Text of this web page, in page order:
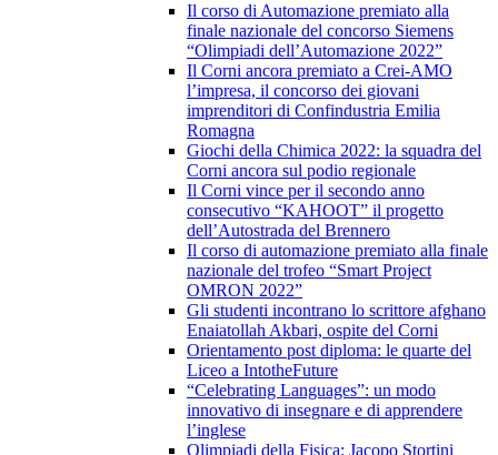
Il corso di Automazione premiato alla
finale nazionale del concorso Siemens
“Olimpiadi dell’Automazione 2022”
Il Corni ancora premiato a Crei-AMO
l’impresa, il concorso dei giovani
imprenditori di Confindustria Emilia
Romagna
Giochi della Chimica 2022: la squadra del
Corni ancora sul podio regionale
Il Corni vince per il secondo anno
consecutivo “KAHOOT” il progetto
dell’Autostrada del Brennero
Il corso di automazione premiato alla finale
nazionale del trofeo “Smart Project
OMRON 2022”
Gli studenti incontrano lo scrittore afghano
Enaiatollah Akbari, ospite del Corni
Orientamento post diploma: le quarte del
Liceo a IntotheFuture
“Celebrating Languages”: un modo
innovativo di insegnare e di apprendere
l’inglese
Olimpiadi della Fisica: Jacopo Stortini